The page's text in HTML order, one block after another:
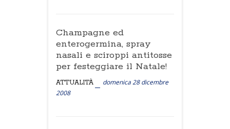
Champagne ed
enterogermina, spray
nasali e sciroppi antitosse
per festeggiare il Natale!
ATTUALITÀ
domenica 28 dicembre
2008